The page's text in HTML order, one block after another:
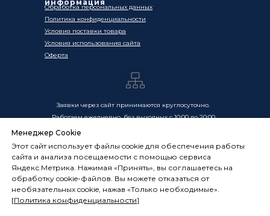
Цены, указанные на сайте, носят информационный
характер и не являются публичной офертой в смысле
ст. 437 ГК РФ. Окончательная стоимость товаров и услуг
определяется индивидуально и фиксируется в
Спецификации. Условия оказания услуг определяются
публичной офертой, размещённой по адресу:
Заявки через сайт принимаются круглосуточно.
Работаем ежедневно, без выходных с 10:00 до 20:00
Обработка персональных данных
Политика конфиденциальности
Условия поставки товара
Оферта
Условия использования сайта
информация
Менеджер Cookie
Этот сайт использует файлы cookie для обеспечения работы
сайта и анализа посещаемости с помощью сервиса
Яндекс.Метрика. Нажимая «Принять», вы соглашаетесь на
обработку cookie-файлов. Вы можете отказаться от
необязательных cookie, нажав «Только необходимые».
[Политика конфиденциальности]